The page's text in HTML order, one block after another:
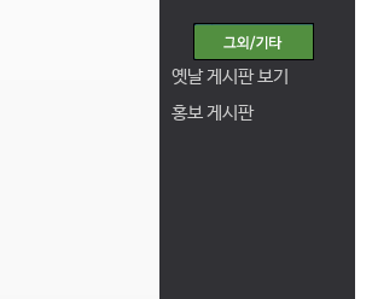
옛날 게시판 보기
홍보 게시판